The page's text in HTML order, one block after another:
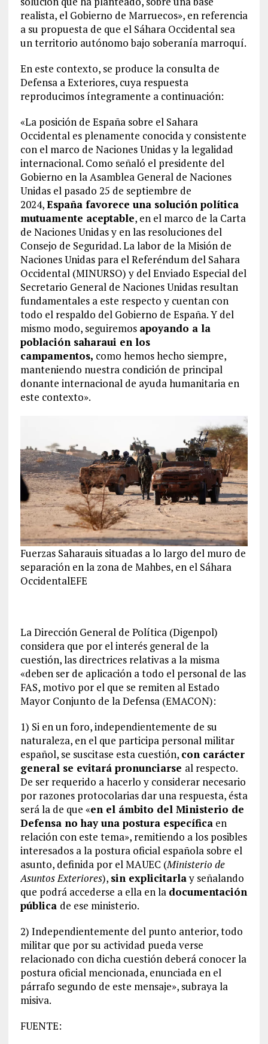
realista, el Gobierno de Marruecos», en referencia
a su propuesta de que el Sáhara Occidental sea
un territorio autónomo bajo soberanía marroquí.
En este contexto, se produce la consulta de
Defensa a Exteriores, cuya respuesta
reproducimos íntegramente a continuación:
«La posición de España sobre el Sahara
Occidental es plenamente conocida y consistente
con el marco de Naciones Unidas y la legalidad
internacional. Como señaló el presidente del
Gobierno en la Asamblea General de Naciones
Unidas el pasado 25 de septiembre de
2024,España favorece una solución política
mutuamente aceptable, en el marco de la Carta
de Naciones Unidas y en las resoluciones del
Consejo de Seguridad. La labor de la Misión de
Naciones Unidas para el Referéndum del Sahara
Occidental (MINURSO) y del Enviado Especial del
Secretario General de Naciones Unidas resultan
fundamentales a este respecto y cuentan con
todo el respaldo del Gobierno de España. Y del
mismo modo, seguiremos apoyando a la
población saharaui en los
campamentos, como hemos hecho siempre,
manteniendo nuestra condición de principal
donante internacional de ayuda humanitaria en
este contexto».
Fuerzas Saharauis situadas a lo largo del muro de
separación en la zona de Mahbes, en el Sáhara
OccidentalEFE
La Dirección General de Política (Digenpol)
considera que por el interés general de la
cuestión, las directrices relativas a la misma
«deben ser de aplicación a todo el personal de las
FAS, motivo por el que se remiten al Estado
Mayor Conjunto de la Defensa (EMACON):
1) Si en un foro, independientemente de su
naturaleza, en el que participa personal militar
español, se suscitase esta cuestión, con carácter
general se evitará pronunciarse al respecto.
De ser requerido a hacerlo y considerar necesario
por razones protocolarias dar una respuesta, ésta
será la de que «en el ámbito del Ministerio de
Defensa no hay una postura específicaen
relación con este tema», remitiendo a los posibles
interesados a la postura oficial española sobre el
asunto, definida por el MAUEC (Ministerio de
Asuntos Exteriores), sin explicitarlay señalando
que podrá accederse a ella en la documentación
pública de ese ministerio.
2) Independientemente del punto anterior, todo
militar que por su actividad pueda verse
relacionado con dicha cuestión deberá conocer la
postura oficial mencionada, enunciada en el
párrafo segundo de este mensaje», subraya la
misiva.
FUENTE: